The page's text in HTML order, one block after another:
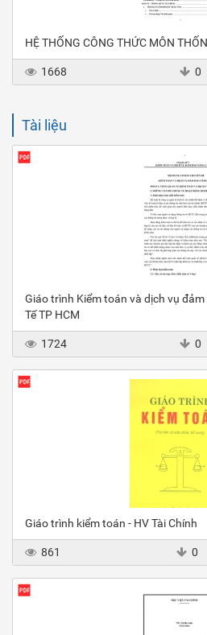
HỆ THỐNG CÔNG THỨC MÔN
1668 0
Tài liệu
Giáo trình Kiểm toán và dịch vụ
Tế TP HCM
1724 0
Giáo trình kiểm toán - HV Tài Chính
861 0